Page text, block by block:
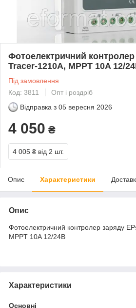
Фотоелектричний
Tracer-1210A, MPPT 10A 12/
Під замовлення
Код: 3811
Опт і роздріб
Відправка з 05 вересня 2026
4 050 ₴
4 005 ₴ від 2 шт.
Опис Характеристики
Опис
Фотоелектричний контролер заряду
MPPT 10A 12/24В
Характеристики
Основні